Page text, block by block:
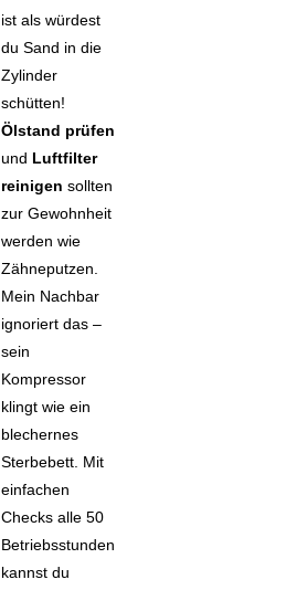
ist als würdest
du Sand in die
Zylinder
schütten!
Ölstand prüfen
und Luftfilter
reinigen sollten
zur Gewohnheit
werden wie
Zähneputzen.
Mein Nachbar
ignoriert das –
sein
Kompressor
klingt wie ein
blechernes
Sterbebett. Mit
einfachen
Checks alle 50
Betriebsstunden
kannst du